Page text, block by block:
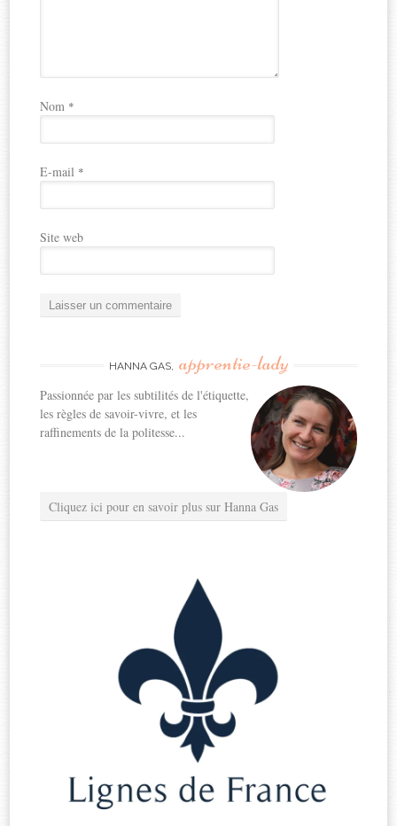
Nom *
E-mail *
Site web
HANNA GAS, apprentie-lady
Passionnée par les subtilités de l'étiquette,
les règles de savoir-vivre, et les
raffinements de la politesse...
Cliquez ici pour en savoir plus sur Hanna Gas